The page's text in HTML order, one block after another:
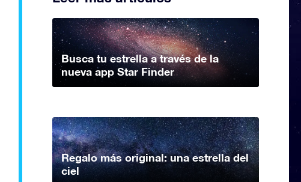
Busca tu estrella a través de la
nueva app Star Finder
Regalo más original: una estrella del
ciel